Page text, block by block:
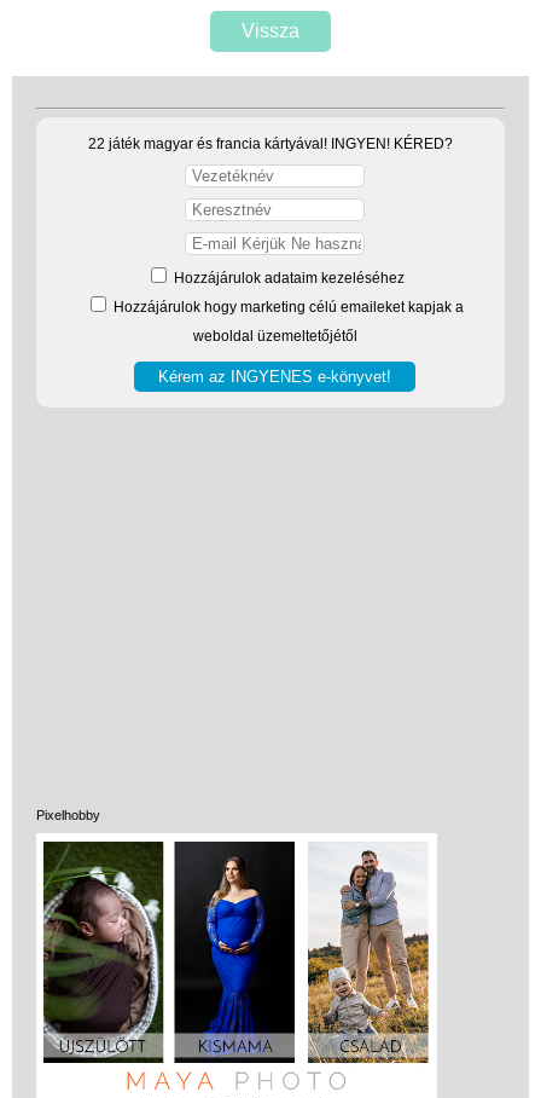
Vissza
22 játék magyar és francia kártyával! INGYEN! KÉRED?
Hozzájárulok adataim kezeléséhez
Hozzájárulok hogy marketing célú emaileket kapjak a
weboldal üzemeltetőjétől
Pixelhobby